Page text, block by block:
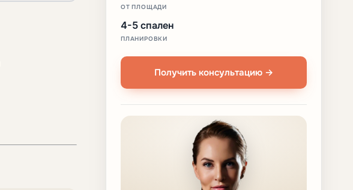
ОТ ПЛОЩАДИ
4-5 спален
ПЛАНИРОВКИ
Получить консультацию →